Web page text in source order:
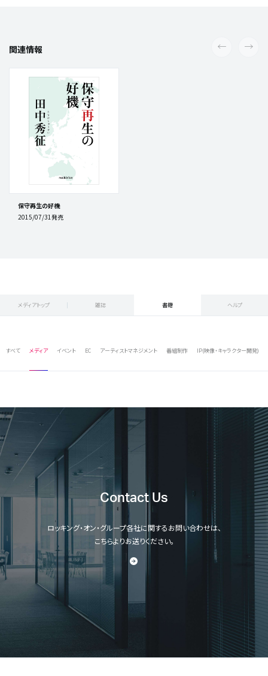
関連情報
保守再生の好機
2015/07/31発売
メディアトップ 雑誌 書籍 ヘルプ
すべて メディア イベント EC アーティストマネジメント 番組制作 IP(映像・キャラクター開発)
Contact Us
ロッキング・オン・グループ各社に関するお問い合わせは、
こちらよりお送りください。